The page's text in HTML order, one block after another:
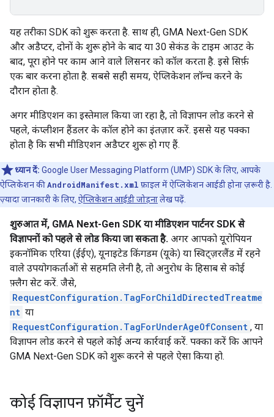
यह तरीका SDK को शुरू करता है. साथ ही, GMA Next-Gen SDK
और अडैप्टर, दोनों के शुरू होने के बाद या 30 सेकंड के टाइम आउट के
बाद, पूरा होने पर काम आने वाले लिसनर को कॉल करता है. इसे सिर्फ़
एक बार करना होता है. सबसे सही समय, ऐप्लिकेशन लॉन्च करने के
दौरान होता है.
अगर मीडिएशन का इस्तेमाल किया जा रहा है, तो विज्ञापन लोड करने से
पहले, कंप्लीशन हैंडलर के कॉल होने का इंतज़ार करें. इससे यह पक्का
होता है कि सभी मीडिएशन अडैप्टर शुरू हो गए हैं.
ध्यान दें: Google User Messaging Platform (UMP) SDK के लिए, आपके
ऐप्लिकेशन कीAndroidManifest.xml फ़ाइल में ऐप्लिकेशन आईडी होना ज़रूरी है.
ज़्यादा जानकारी के लिए, ऐप्लिकेशन आईडी जोड़नालेख पढ़ें.
शुरुआत में, GMA Next-Gen SDK या मीडिएशन पार्टनर SDK से
विज्ञापनों को पहले से लोड किया जा सकता है. अगर आपको यूरोपियन
इकनॉमिक एरिया (ईईए), यूनाइटेड किंगडम (यूके) या स्विट्ज़रलैंड में रहने
वाले उपयोगकर्ताओं से सहमति लेनी है, तो अनुरोध के हिसाब से कोई
फ़्लैग सेट करें. जैसे,
RequestConfiguration.TagForChildDirectedTreatme
nt या
RequestConfiguration.TagForUnderAgeOfConsent , या
विज्ञापन लोड करने से पहले कोई अन्य कार्रवाई करें. पक्का करें कि आपने
GMA Next-Gen SDK को शुरू करने से पहले ऐसा किया हो.
कोई विज्ञापन फ़ॉर्मैट चुनें